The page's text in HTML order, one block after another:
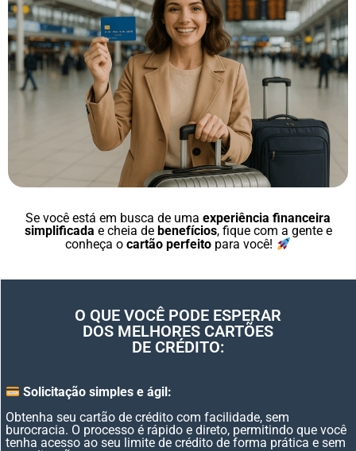
Se você está em busca de uma experiência financeira
simplificada e cheia de benefícios, fique com a gente e
conheça ocartão perfeito para você!
O QUE VOCÊ PODE ESPERAR
DOS MELHORES CARTÕES
DE CRÉDITO:
Solicitação simples e ágil:
Obtenha seu cartão de crédito com facilidade, sem
burocracia. O processo é rápido e direto, permitindo que você
tenha acesso ao seu limite de crédito de forma prática e sem